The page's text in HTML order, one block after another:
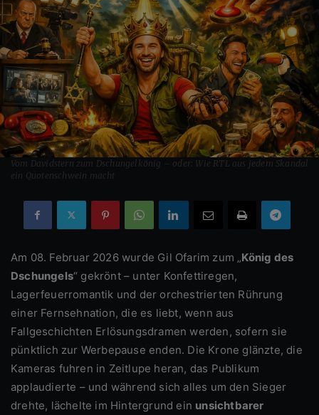
Vom Davidstern zum Dschungelkönig – oder: Wie RTL aus jedem Skandal
ein Quotenschwein macht
Am 08. Februar 2026 wurde Gil Ofarim zum „König des
Dschungels“ gekrönt – unter Konfettiregen,
Lagerfeuerromantik und der orchestrierten Rührung
einer Fernsehnation, die es liebt, wenn aus
Fallgeschichten Erlösungsdramen werden, sofern sie
pünktlich zur Werbepause enden. Die Krone glänzte, die
Kameras fuhren in Zeitlupe heran, das Publikum
applaudierte – und während sich alles um den Sieger
drehte, lächelte im Hintergrund ein unsichtbarer